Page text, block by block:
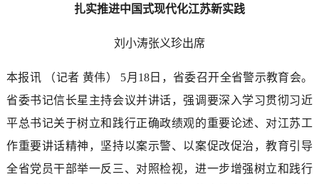
扎实推进中国式现代化江苏新实践
刘小涛张义珍出席
本报讯 （记者 黄伟） 5月18日，省委召开全省警示教育会。
省委书记信长星主持会议并讲话，强调要深入学习贯彻习近
平总书记关于树立和践行正确政绩观的重要论述、对江苏工
作重要讲话精神，坚持以案示警、以案促改促治，教育引导
全省党员干部举一反三、对照检视，进一步增强树立和践行